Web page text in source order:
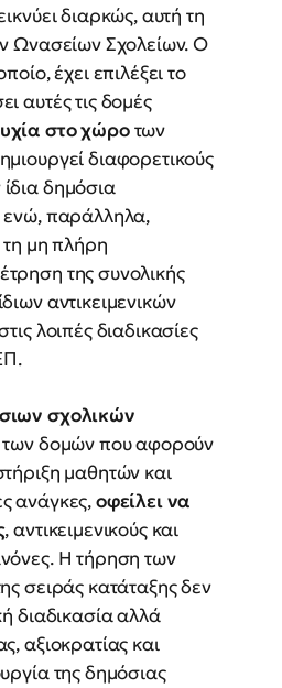
διαρκώς, αυτή τη
Ωνασείων Σχολείων. Ο
έχει επιλέξει το
αυτές τις δομές
στο χώροτων
διαφορετικούς
δημόσια
ενώ, παράλληλα,
τη μη πλήρη
της συνολικής
αντικειμενικών
λοιπές διαδικασίες
σχολικών
των δομών που αφορούν
μαθητών και
ανάγκες,οφείλει να
, αντικειμενικούς και
Η τήρηση των
σειράς κατάταξης δεν
διαδικασία αλλά
αξιοκρατίας και
της δημόσιας